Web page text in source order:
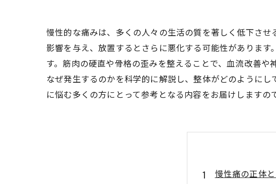
慢性的な痛みは、多くの人々の生活の質を著しく低下さ
影響を与え、放置するとさらに悪化する可能性がありま
す。筋肉の硬直や骨格の歪みを整えることで、血流改善
なぜ発生するのかを科学的に解説し、整体がどのように
に悩む多くの方にとって参考となる内容をお届けしますの
慢性痛の正体